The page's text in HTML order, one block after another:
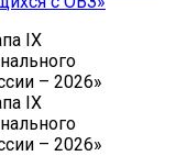
IX
– 2026»
IX
– 2026»